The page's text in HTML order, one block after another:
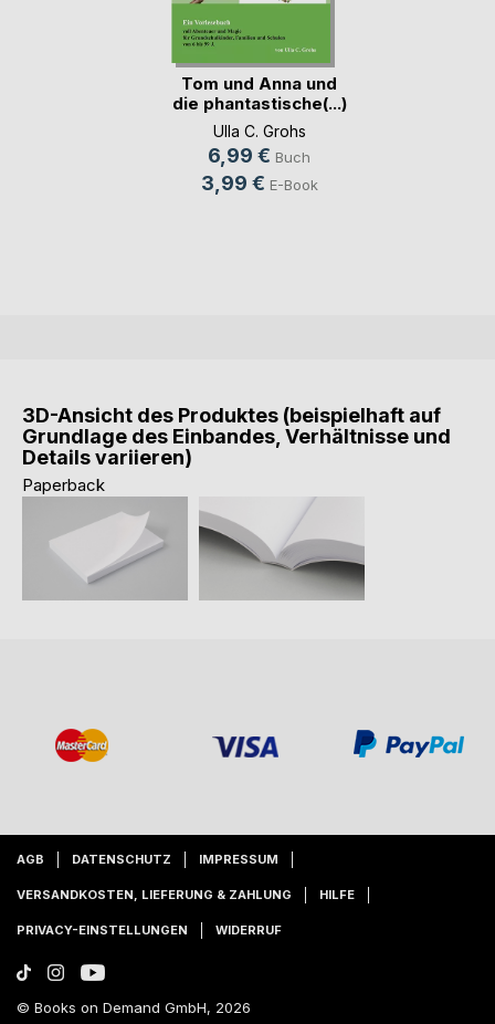
Tom und Anna und
die phantastische(...)
Ulla C. Grohs
6,99 € Buch
3,99 € E-Book
3D-Ansicht des Produktes (beispielhaft auf
Grundlage des Einbandes, Verhältnisse und
Details variieren)
Paperback
AGB DATENSCHUTZ IMPRESSUM
VERSANDKOSTEN, LIEFERUNG & ZAHLUNG HILFE
PRIVACY-EINSTELLUNGEN WIDERRUF
© Books on Demand GmbH, 2026